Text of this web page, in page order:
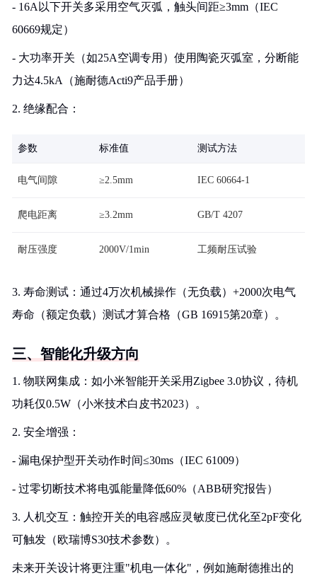
- 16A以下开关多采用空气灭弧，触头间距≥3mm（IEC
60669规定）
- 大功率开关（如25A空调专用）使用陶瓷灭弧室，分断能
力达4.5kA（施耐德Acti9产品手册）
2. 绝缘配合：
参数 标准值 测试方法
电气间隙 ≥2.5mm IEC 60664-1
爬电距离 ≥3.2mm GB/T 4207
耐压强度 2000V/1min 工频耐压试验
3. 寿命测试：通过4万次机械操作（无负载）+2000次电气
寿命（额定负载）测试才算合格（GB 16915第20章）。
三、智能化升级方向
1. 物联网集成：如小米智能开关采用Zigbee 3.0协议，待机
功耗仅0.5W（小米技术白皮书2023）。
2. 安全增强：
- 漏电保护型开关动作时间≤30ms（IEC 61009）
- 过零切断技术将电弧能量降低60%（ABB研究报告）
3. 人机交互：触控开关的电容感应灵敏度已优化至2pF变化
可触发（欧瑞博S30技术参数）。
未来开关设计将更注重"机电一体化"，例如施耐德推出的